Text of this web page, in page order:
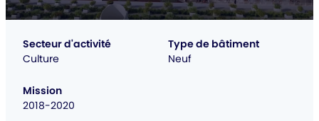
Secteur d'activité
Culture
Type de bâtiment
Neuf
Mission
2018-2020